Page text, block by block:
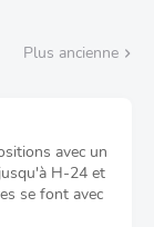
Plus ancienne
avec un
H-24 et
se font avec